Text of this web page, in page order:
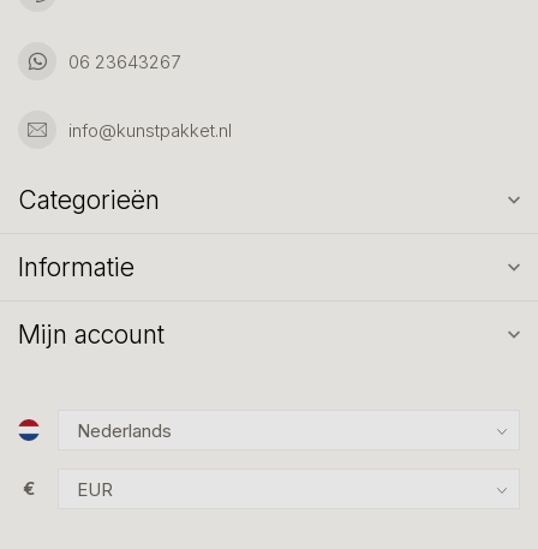
06 23643267
info@kunstpakket.nl
Categorieën
Informatie
Mijn account
€